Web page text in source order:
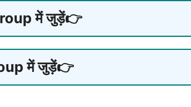
में जुड़ें👉
में जुड़ें👉